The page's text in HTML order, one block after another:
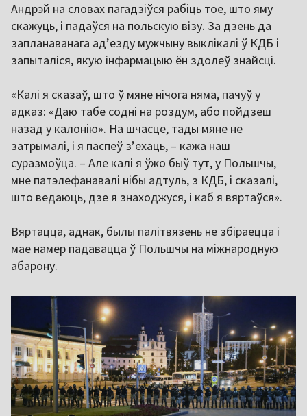
Андрэй на словах пагадзіўся рабіць тое, што яму
скажуць, і падаўся на польскую візу. За дзень да
запланаванага ад’езду мужчыну выклікалі ў КДБ і
запыталіся, якую інфармацыю ён здолеў знайсці.
«Калі я сказаў, што ў мяне нічога няма, пачуў у
адказ: «Даю табе содні на роздум, або пойдзеш
назад у калонію». На шчасце, тады мяне не
затрымалі, і я паспеў з’ехаць, – кажа наш
суразмоўца. – Але калі я ўжо быў тут, у Польшчы,
мне патэлефанавалі нібы адтуль, з КДБ, і сказалі,
што ведаюць, дзе я знаходжуся, і каб я вяртаўся».
Вяртацца, аднак, былы палітвязень не збіраецца і
мае намер падавацца ў Польшчы на міжнародную
абарону.